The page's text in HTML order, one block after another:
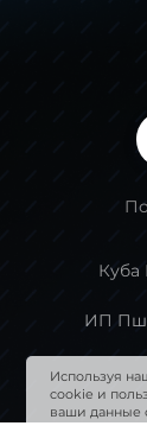
Куба
ИП
Используя
cookie и
ваши данные